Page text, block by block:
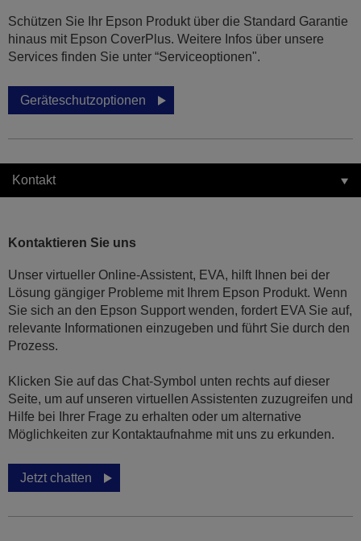
Schützen Sie Ihr Epson Produkt über die Standard Garantie
hinaus mit Epson CoverPlus. Weitere Infos über unsere
Services finden Sie unter “Serviceoptionen".
Geräteschutzoptionen
Kontakt
Kontaktieren Sie uns
Unser virtueller Online-Assistent, EVA, hilft Ihnen bei der
Lösung gängiger Probleme mit Ihrem Epson Produkt. Wenn
Sie sich an den Epson Support wenden, fordert EVA Sie auf,
relevante Informationen einzugeben und führt Sie durch den
Prozess.
Klicken Sie auf das Chat-Symbol unten rechts auf dieser
Seite, um auf unseren virtuellen Assistenten zuzugreifen und
Hilfe bei Ihrer Frage zu erhalten oder um alternative
Möglichkeiten zur Kontaktaufnahme mit uns zu erkunden.
Jetzt chatten